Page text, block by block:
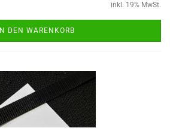
inkl. 19% MwSt.
IN DEN WARENKORB